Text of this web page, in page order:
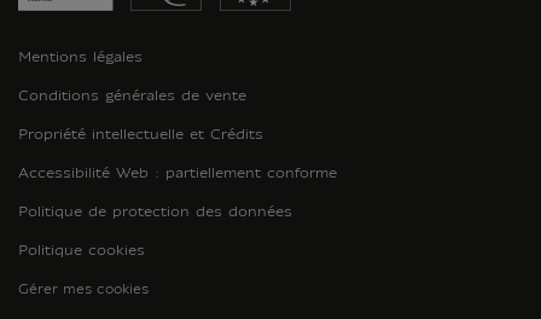
Mentions légales
Conditions générales de vente
Propriété intellectuelle et Crédits
Accessibilité Web : partiellement conforme
Politique de protection des données
Politique cookies
Gérer mes cookies